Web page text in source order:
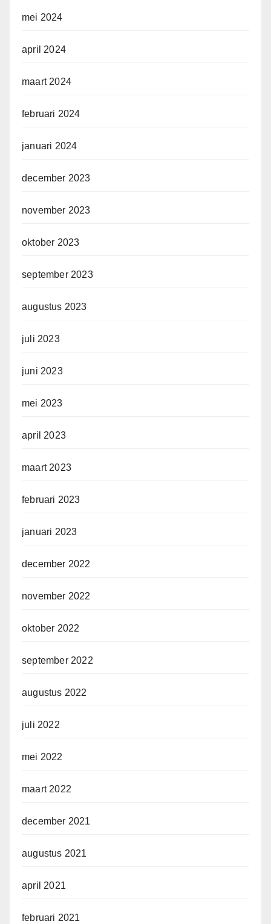
mei 2024
april 2024
maart 2024
februari 2024
januari 2024
december 2023
november 2023
oktober 2023
september 2023
augustus 2023
juli 2023
juni 2023
mei 2023
april 2023
maart 2023
februari 2023
januari 2023
december 2022
november 2022
oktober 2022
september 2022
augustus 2022
juli 2022
mei 2022
maart 2022
december 2021
augustus 2021
april 2021
februari 2021